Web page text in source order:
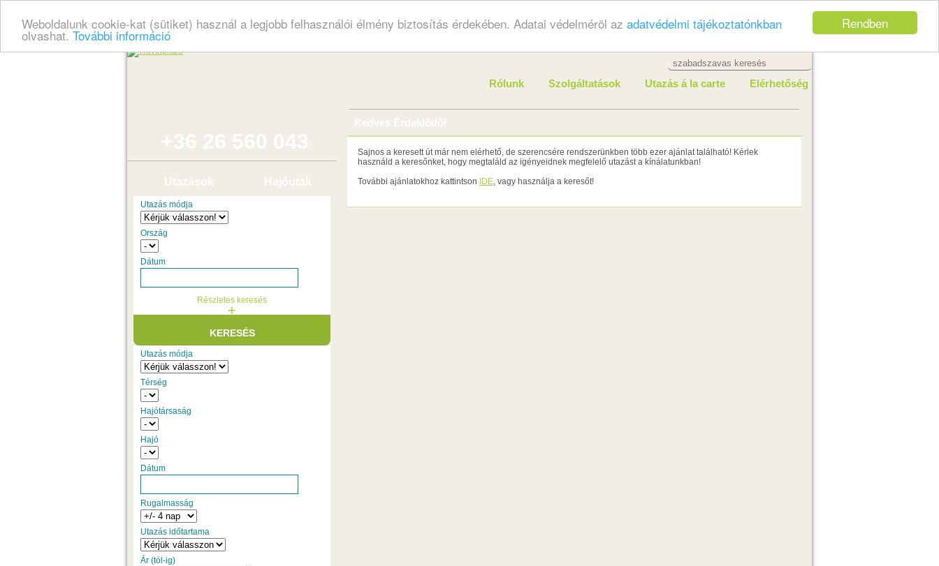
Rendben
Weboldalunk cookie-kat (sütiket) használ a legjobb felhasználói élmény biztosítás érdekében. Adatai védelméröl az adatvédelmi tájékoztatónkban
olvashat. További információ
Rólunk Szolgáltatások Utazás á la carte Elérhetőség
+36 26 560 043
Utazások Hajóutak
Utazás módja
Ország
Dátum
Részletes keresés
+
Utazás módja
Térség
Hajótársaság
Hajó
Dátum
Rugalmasság
Utazás időtartama
Ár (tól-ig)
Kedves Érdeklődő!
Sajnos a keresett út már nem elérhető, de szerencsére rendszerünkben több ezer ajánlat található! Kérlek
használd a keresőnket, hogy megtaláld az igényeidnek megfelelő utazást a kínálatunkban!
További ajánlatokhoz kattintson
IDE, vagy használja a keresőt!